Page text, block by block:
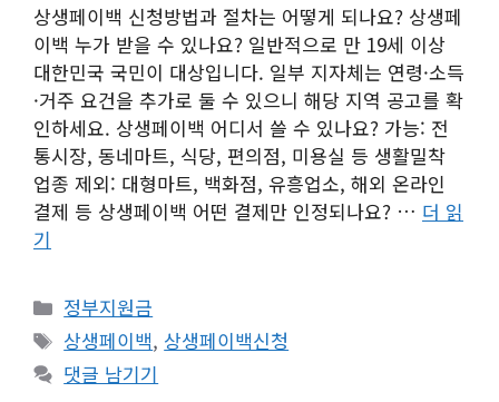
상생페이백 신청방법과 절차는 어떻게 되나요? 상생페
이백 누가 받을 수 있나요? 일반적으로 만 19세 이상
대한민국 국민이 대상입니다. 일부 지자체는 연령·소득
·거주 요건을 추가로 둘 수 있으니 해당 지역 공고를 확
인하세요. 상생페이백 어디서 쓸 수 있나요? 가능: 전
통시장, 동네마트, 식당, 편의점, 미용실 등 생활밀착
업종 제외: 대형마트, 백화점, 유흥업소, 해외 온라인
결제 등 상생페이백 어떤 결제만 인정되나요? … 더 읽
기
카
테
고
리
정부지원금
태
그
상생페이백, 상생페이백신청
댓글 남기기